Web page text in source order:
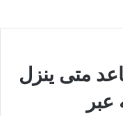
متى ينزل
عبر